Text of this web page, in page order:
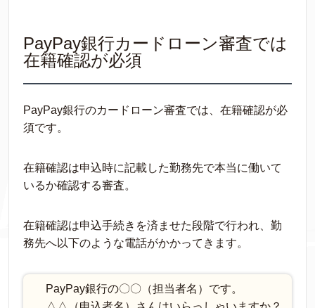
PayPay銀行カードローン審査では
在籍確認が必須
PayPay銀行のカードローン審査では、在籍確認が必
須です。
在籍確認は申込時に記載した勤務先で本当に働いて
いるか確認する審査。
在籍確認は申込手続きを済ませた段階で行われ、勤
務先へ以下のような電話がかかってきます。
PayPay銀行の〇〇（担当者名）です。